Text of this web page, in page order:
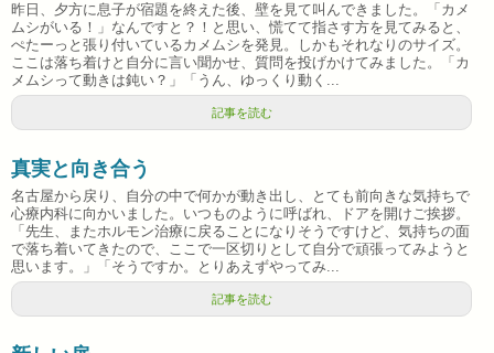
昨日、夕方に息子が宿題を終えた後、壁を見て叫んできました。「カメ
ムシがいる！」なんですと？！と思い、慌てて指さす方を見てみると、
ぺたーっと張り付いているカメムシを発見。しかもそれなりのサイズ。
ここは落ち着けと自分に言い聞かせ、質問を投げかけてみました。「カ
メムシって動きは鈍い？」「うん、ゆっくり動く...
記事を読む
真実と向き合う
名古屋から戻り、自分の中で何かが動き出し、とても前向きな気持ちで
心療内科に向かいました。いつものように呼ばれ、ドアを開けご挨拶。
「先生、またホルモン治療に戻ることになりそうですけど、気持ちの面
で落ち着いてきたので、ここで一区切りとして自分で頑張ってみようと
思います。」「そうですか。とりあえずやってみ...
記事を読む